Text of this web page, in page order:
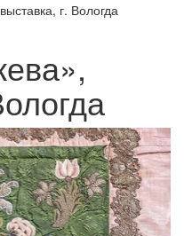
г. Вологда